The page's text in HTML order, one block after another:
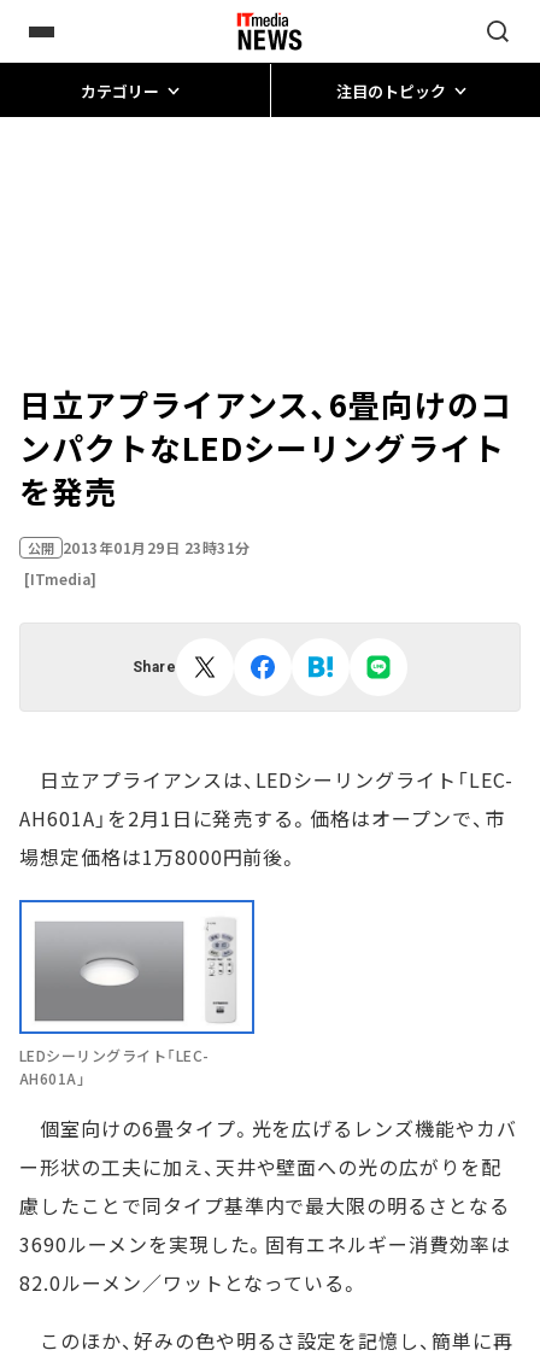
カテゴリー 注目のトピック
日立アプライアンス、6畳向けのコ
ンパクトなLEDシーリングライト
を発売
公開 2013年01月29日 23時31分
[ITmedia]
Share
日立アプライアンスは、LEDシーリングライト「LEC-
AH601A」を2月1日に発売する。価格はオープンで、市
場想定価格は1万8000円前後。
LEDシーリングライト「LEC-
AH601A」
個室向けの6畳タイプ。光を広げるレンズ機能やカバ
ー形状の工夫に加え、天井や壁面への光の広がりを配
慮したことで同タイプ基準内で最大限の明るさとなる
3690ルーメンを実現した。固有エネルギー消費効率は
82.0ルーメン／ワットとなっている。
このほか、好みの色や明るさ設定を記憶し、簡単に再